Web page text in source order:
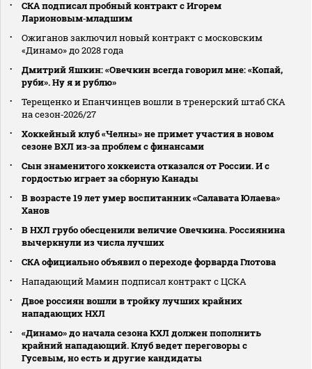
СКА подписал пробный контракт с Игорем
Ларионовым‑младшим
Ожиганов заключил новый контракт с московским
«Динамо» до 2028 года
Дмитрий Яшкин: «Овечкин всегда говорил мне: «Копай,
руби». Ну я и рублю»
Терещенко и Епанчинцев вошли в тренерский штаб СКА
на сезон‑2026/27
Хоккейный клуб «Челны» не примет участия в новом
сезоне ВХЛ из‑за проблем с финансами
Сын знаменитого хоккеиста отказался от России. И с
гордостью играет за сборную Канады
В возрасте 19 лет умер воспитанник «Салавата Юлаева»
Ханов
В НХЛ грубо обесценили величие Овечкина. Россиянина
вычеркнули из числа лучших
СКА официально объявил о переходе форварда Глотова
Нападающий Мамин подписал контракт с ЦСКА
Двое россиян вошли в тройку лучших крайних
нападающих НХЛ
«Динамо» до начала сезона КХЛ должен пополнить
крайний нападающий. Клуб ведет переговоры с
Гусевым, но есть и другие кандидаты